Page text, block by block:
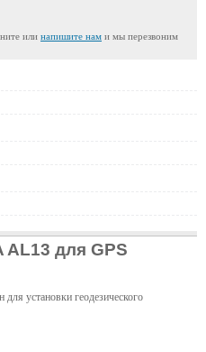
или напишите нам и мы перезвоним
AL13 для GPS
установки геодезического